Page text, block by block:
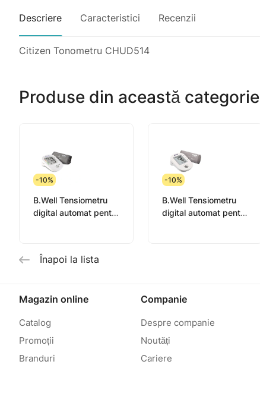
Descriere Caracteristici Recenzii
Citizen Tonometru CHUD514
Produse din această categorie
-10%
B.Well Tensiometru
digital automat pentru
-10%
B.Well Tensiometru
digital automat pentru
Înapoi la lista
Magazin online
Catalog
Promoții
Branduri
Companie
Despre companie
Noutăți
Cariere